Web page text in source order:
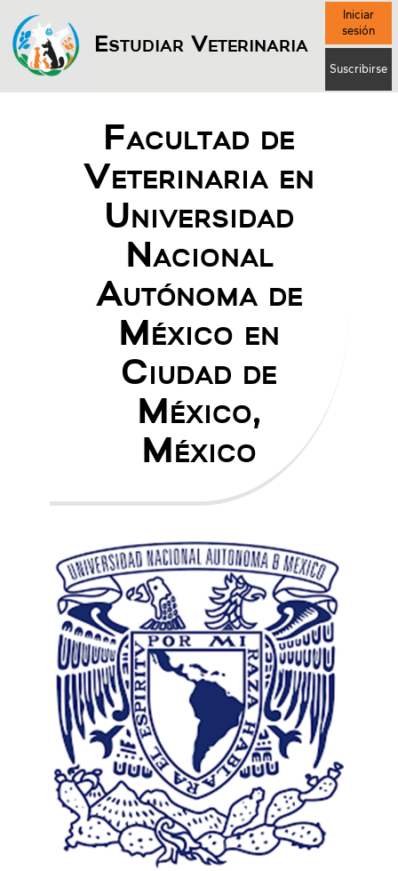
Estudiar Veterinaria
Iniciar
sesión
Suscribirse
Facultad de
Veterinaria en
Universidad
Nacional
Autónoma de
México en
Ciudad de
México,
México